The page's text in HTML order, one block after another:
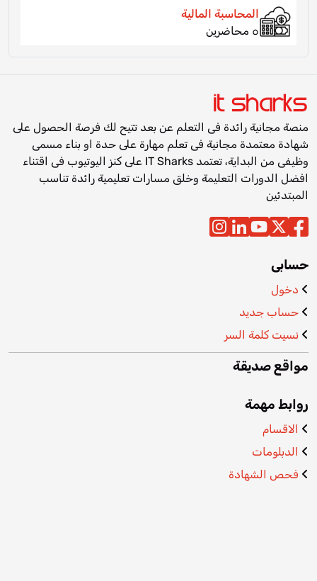
المحاسبة المالية
٥ محاضرين
منصة مجانية رائدة فى التعلم عن بعد تتيح لك فرصة الحصول على
شهادة معتمدة مجانية فى تعلم مهارة على حدة او بناء مسمى
وظيفى من البداية، تعتمد IT Sharks على كنز اليوتيوب فى اقتناء
افضل الدورات التعليمة وخلق مسارات تعليمية رائدة تناسب
المبتدئين
حسابى
دخول
حساب جديد
نسيت كلمة السر
مواقع صديقة
روابط مهمة
الاقسام
الدبلومات
فحص الشهادة